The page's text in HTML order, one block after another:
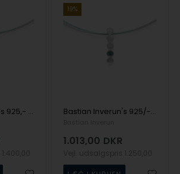
Bastian Inverun's 925,- Vedhæng, rho. mat/blank, blå topas 0,14ct
19%
Bastian Inverun's 925/- Vedhæng mat/blank, blå topas 0,14ct
1.013,00 DKR